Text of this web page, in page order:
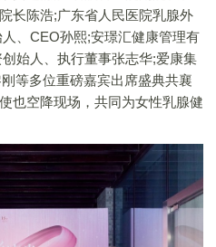
长陈浩;广东省人民医院乳腺外
、CEO孙熙;安璟汇健康管理有
始人、执行董事张志华;爱康集
等多位重磅嘉宾出席盛典共襄
也空降现场，共同为女性乳腺健